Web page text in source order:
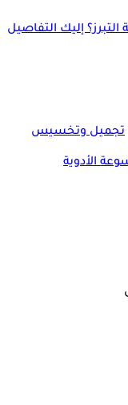
إليك التفاصيل
تجميل وتخسيس
الأدوية